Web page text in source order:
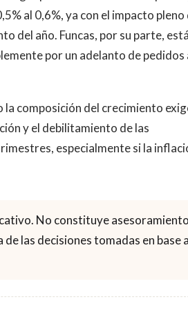
al 0,6%, ya con el impacto pleno
del año. Funcas, por su parte, está
por un adelanto de pedidos
la composición del crecimiento
y el debilitamiento de las
especialmente si la
No constituye asesoramiento
las decisiones tomadas en base a